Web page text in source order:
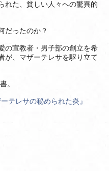
れた、貧しい人々への驚異的
だったのか？
の宣教者・男子部の創立を希
が、マザーテレサを駆り立て
。
テレサの秘められた炎』